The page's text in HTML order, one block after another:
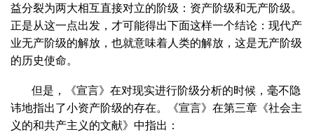
益分裂为两大相互直接对立的阶级：资产阶级和无产阶级。
正是从这一点出发，才可能得出下面这样一个结论：现代产
业无产阶级的解放，也就意味着人类的解放，这是无产阶级
的历史使命。
但是，《宣言》在对现实进行阶级分析的时候，毫不隐
讳地指出了小资产阶级的存在。《宣言》在第三章《社会主
义的和共产主义的文献》中指出：